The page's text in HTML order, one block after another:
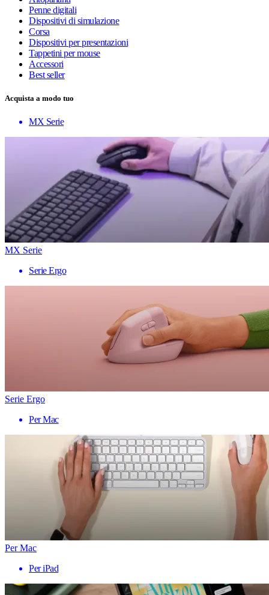
Penne digitali
Dispositivi di simulazione
Corsa
Dispositivi per presentazioni
Tappetini per mouse
Accessori
Best seller
Acquista a modo tuo
MX Serie
MX Serie
Serie Ergo
Serie Ergo
Per Mac
Per Mac
Per iPad